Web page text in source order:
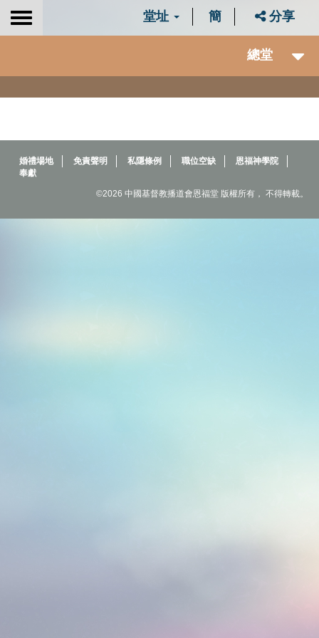
Toggle
堂址 簡 分享
總堂
婚禮場地 免責聲明 私隱條例 職位空缺
恩福神學院
奉獻
©2026 中國基督教播道會恩福堂 版權所有， 不得轉載。